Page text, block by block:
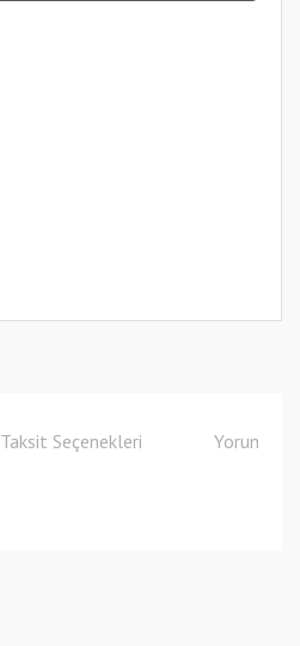
Taksit Seçenekleri Yorumlar